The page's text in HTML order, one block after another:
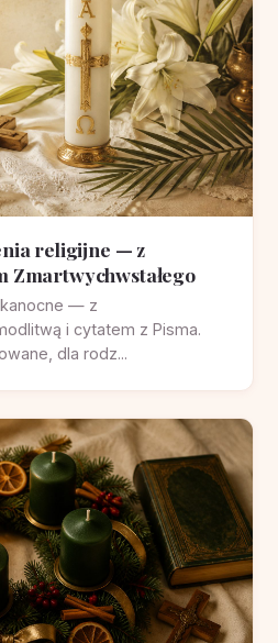
religijne — z
Zmartwychwstałego
— z
i cytatem z Pisma.
dla rodz...